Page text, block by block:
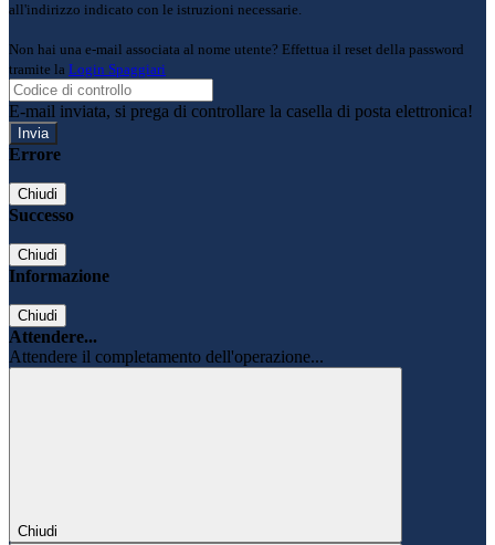
all'indirizzo indicato con le istruzioni necessarie.
Non hai una e-mail associata al nome utente? Effettua il reset della password
tramite la Login Spaggiari
E-mail inviata, si prega di controllare la casella di posta elettronica!
Errore
Chiudi
Successo
Chiudi
Informazione
Chiudi
Attendere...
Attendere il completamento dell'operazione...
Chiudi